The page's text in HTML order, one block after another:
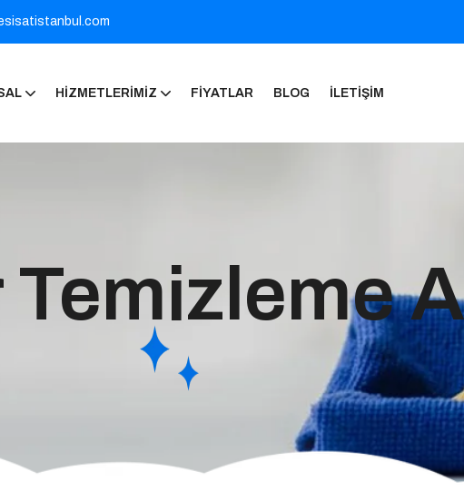
HIZMETLERIMIZ FIYATLAR BLOG İLETIŞIM
Temizleme